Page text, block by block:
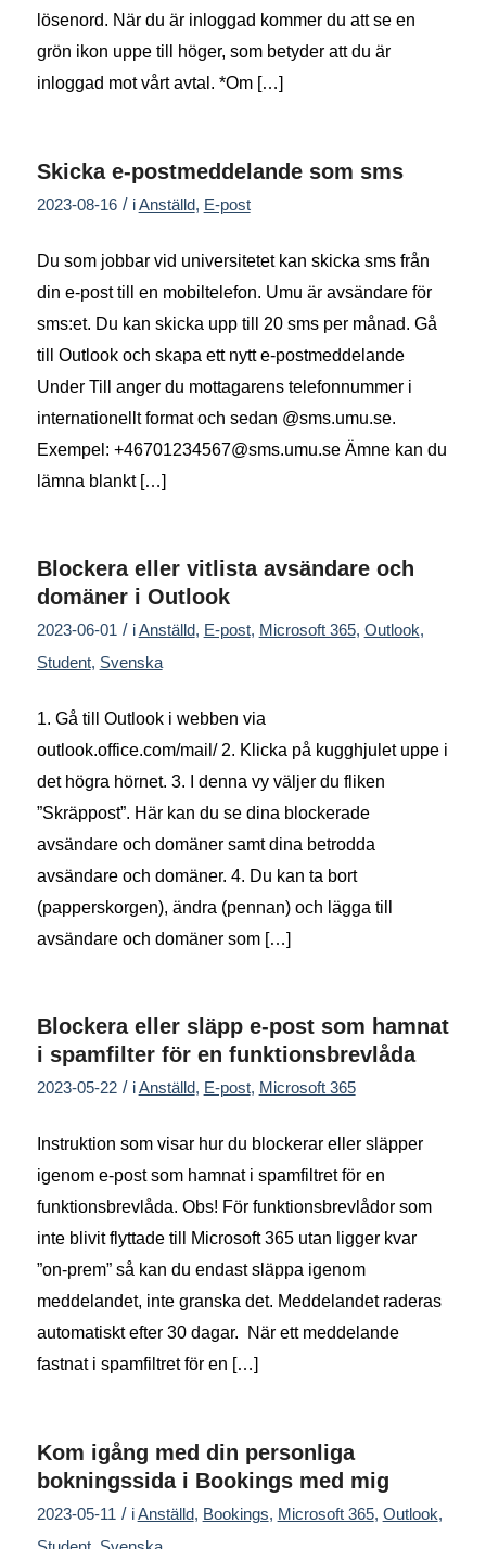
lösenord. När du är inloggad kommer du att se en
grön ikon uppe till höger, som betyder att du är
inloggad mot vårt avtal. *Om […]
Skicka e-postmeddelande som sms
2023-08-16 / iAnställd, E-post
Du som jobbar vid universitetet kan skicka sms från
din e-post till en mobiltelefon. Umu är avsändare för
sms:et. Du kan skicka upp till 20 sms per månad. Gå
till Outlook och skapa ett nytt e-postmeddelande
Under Till anger du mottagarens telefonnummer i
internationellt format och sedan @sms.umu.se.
Exempel: +46701234567@sms.umu.se Ämne kan du
lämna blankt […]
Blockera eller vitlista avsändare och
domäner i Outlook
2023-06-01 / iAnställd, E-post, Microsoft 365, Outlook,
Student, Svenska
1. Gå till Outlook i webben via
outlook.office.com/mail/ 2. Klicka på kugghjulet uppe i
det högra hörnet. 3. I denna vy väljer du fliken
”Skräppost”. Här kan du se dina blockerade
avsändare och domäner samt dina betrodda
avsändare och domäner. 4. Du kan ta bort
(papperskorgen), ändra (pennan) och lägga till
avsändare och domäner som […]
Blockera eller släpp e-post som hamnat
i spamfilter för en funktionsbrevlåda
2023-05-22 / iAnställd, E-post, Microsoft 365
Instruktion som visar hur du blockerar eller släpper
igenom e-post som hamnat i spamfiltret för en
funktionsbrevlåda. Obs! För funktionsbrevlådor som
inte blivit flyttade till Microsoft 365 utan ligger kvar
”on-prem” så kan du endast släppa igenom
meddelandet, inte granska det. Meddelandet raderas
automatiskt efter 30 dagar. När ett meddelande
fastnat i spamfiltret för en […]
Kom igång med din personliga
bokningssida i Bookings med mig
2023-05-11 / iAnställd, Bookings, Microsoft 365, Outlook,